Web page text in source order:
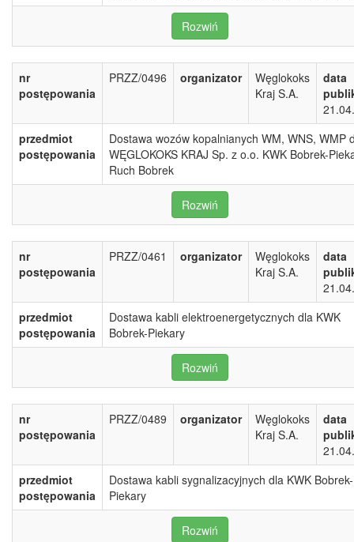
Rozwiń
nr
postępowania
PRZZ/0496 organizator
Węglokoks
Kraj S.A.
data
przedmiot
postępowania
Dostawa wozów kopalnianych WM, WNS, WMP
WĘGLOKOKS KRAJ Sp. z o.o. KWK Bobrek-
Ruch Bobrek
Rozwiń
nr
postępowania
PRZZ/0461 organizator
Węglokoks
Kraj S.A.
data
przedmiot
postępowania
Dostawa kabli elektroenergetycznych dla KWK
Bobrek-Piekary
Rozwiń
nr
postępowania
PRZZ/0489 organizator
Węglokoks
Kraj S.A.
data
przedmiot
postępowania
Dostawa kabli sygnalizacyjnych dla KWK Bobrek-
Piekary
Rozwiń